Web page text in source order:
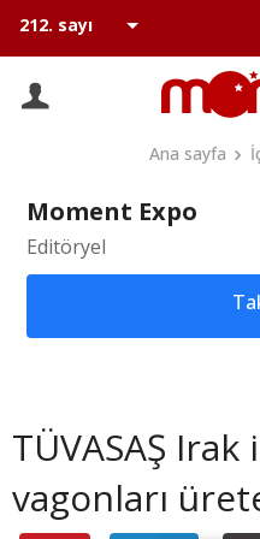
Ana sayfa
Moment Expo
Editöryel
TÜVASAŞ
vagonları